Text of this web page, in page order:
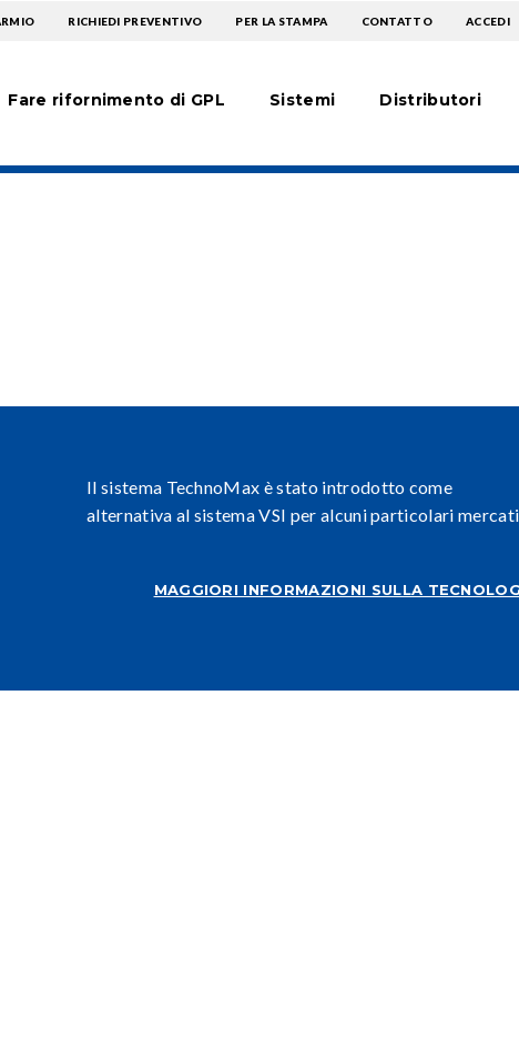
RICHIEDI PREVENTIVO TOPMENU
PER LA STAMPA CONTATTO ACCEDI
Fare rifornimento di GPL Sistemi Distributori
Il sistema TechnoMax è stato introdotto come
alternativa al sistema VSI per alcuni particolari mercati.
MAGGIORI INFORMAZIONI SULLA